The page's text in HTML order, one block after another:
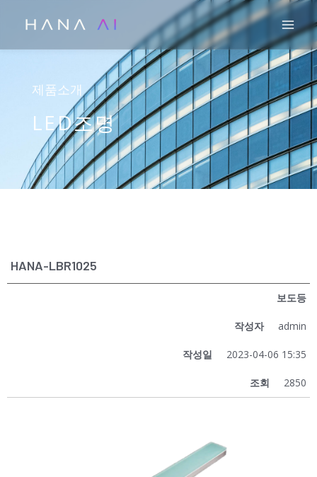
츠
제품소개
LED조명
HANA-LBR1025
보도등
작성자 admin
작성일 2023-04-06 15:35
조회 2850